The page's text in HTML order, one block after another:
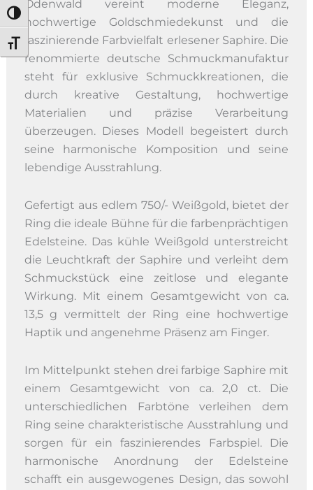
Umschalten auf hohe Kontraste
Schrift vergrößern
Odenwald vereint moderne Eleganz,
hochwertige Goldschmiedekunst und die
faszinierende Farbvielfalt erlesener Saphire. Die
renommierte deutsche Schmuckmanufaktur
steht für exklusive Schmuckkreationen, die
durch kreative Gestaltung, hochwertige
Materialien und präzise Verarbeitung
überzeugen. Dieses Modell begeistert durch
seine harmonische Komposition und seine
lebendige Ausstrahlung.
Gefertigt aus edlem 750/- Weißgold, bietet der
Ring die ideale Bühne für die farbenprächtigen
Edelsteine. Das kühle Weißgold unterstreicht
die Leuchtkraft der Saphire und verleiht dem
Schmuckstück eine zeitlose und elegante
Wirkung. Mit einem Gesamtgewicht von ca.
13,5 g vermittelt der Ring eine hochwertige
Haptik und angenehme Präsenz am Finger.
Im Mittelpunkt stehen drei farbige Saphire mit
einem Gesamtgewicht von ca. 2,0 ct. Die
unterschiedlichen Farbtöne verleihen dem
Ring seine charakteristische Ausstrahlung und
sorgen für ein faszinierendes Farbspiel. Die
harmonische Anordnung der Edelsteine
schafft ein ausgewogenes Design, das sowohl